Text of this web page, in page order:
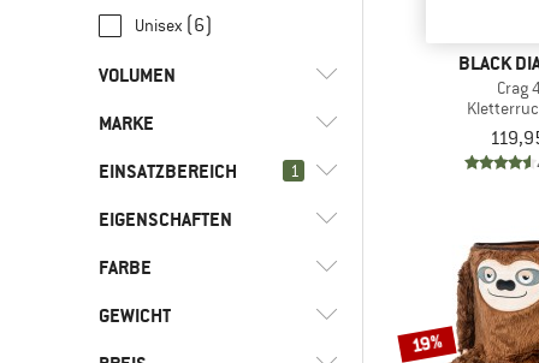
Unisex (6)
VOLUMEN
16 - 29
30 - 44l(2)
MARKE
Black Diamond
EINSATZBEREICH 1
Indoorklettern
Alltag
EIGENSCHAFTEN
Hüftgurt abnehmbar
Laptopfach
FARBE
GEWICHT
BLACK
Crag
19%